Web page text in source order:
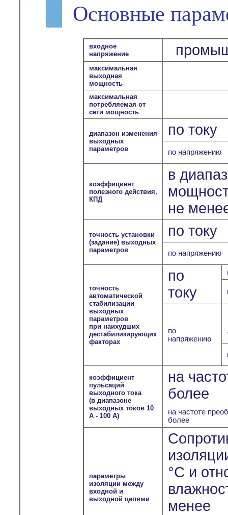
Основные
входное
напряжение
максимальная
выходная
мощность
максимальная
потребляемая от
сети мощность
диапазон изменения
выходных
параметров
по току
по напряжению
коэффициент
полезного действия,
КПД
в
не
точность установки
(задание) выходных
параметров
по току
по напряжению
точность
автоматической
стабилизации
выходных
параметров
при наихудших
дестабилизирующих
факторах
по
току
по
напряжению
коэффициент
пульсаций
выходного тока
(в диапазоне
выходных токов 10
А - 100 А)
на
более
на частоте
более
параметры
изоляции между
входной и
выходной цепями
°С и
менее